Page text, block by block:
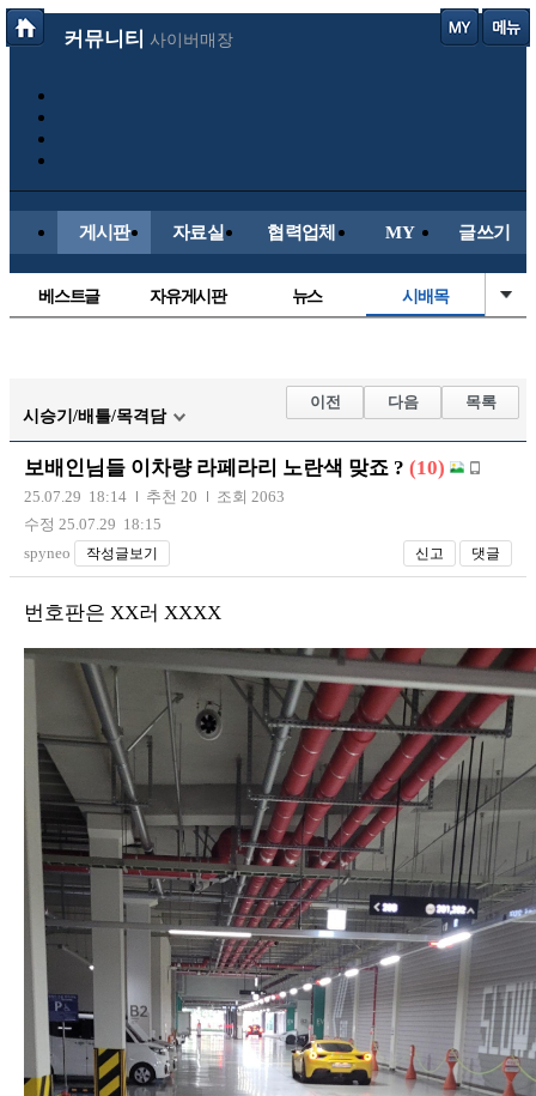
커뮤니티 사이버매장
게시판 자료실 협력업체 MY 글쓰기
베스트글 자유게시판 뉴스 시배목
해외축구
국내축구
시승기/배틀/목격담
이전 다음 목록
보배인님들 이차량 라페라리 노란색 맞죠 ? (10)
25.07.29 18:14 추천 20
조회 2063
수정 25.07.29 18:15
spyneo
작성글보기 신고 댓글
번호판은 XX러 XXXX